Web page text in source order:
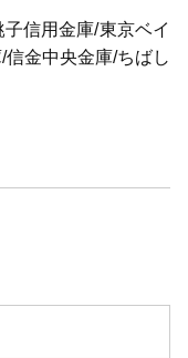
信用金庫/東京ベイ
金中央金庫/ちばし